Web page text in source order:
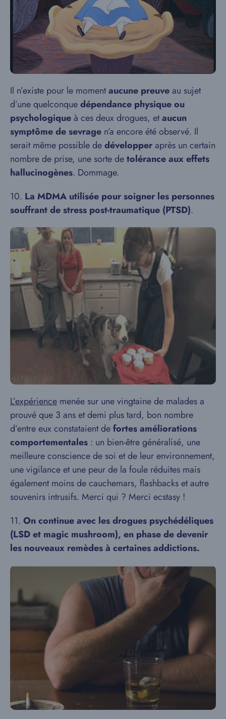
Il n’existe pour le momentaucune preuveau sujet
d’une quelconquedépendance physique ou
psychologiqueà ces deux drogues, etaucun
symptôme de sevrage n’a encore été observé. Il
serait même possible dedévelopperaprès un certain
nombre de prise, une sorte detolérance aux effets
hallucinogènes. Dommage.
10. La MDMA utilisée pour soigner les personnes
souffrant de stress post-traumatique (PTSD).
L’expérience menée sur une vingtaine de malades a
prouvé que 3 ans et demi plus tard, bon nombre
d’entre eux constataient defortes améliorations
comportementales : un bien-être généralisé, une
meilleure conscience de soi et de leur environnement,
une vigilance et une peur de la foule réduites mais
également moins de cauchemars, flashbacks et autre
souvenirs intrusifs. Merci qui ? Merci ecstasy !
11. On continue avec les drogues psychédéliques
(LSD et magic mushroom), en phase de devenir
les nouveaux remèdes à certaines addictions.